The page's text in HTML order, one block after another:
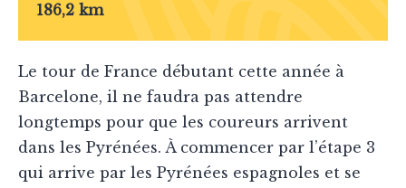
186,2 km
Le tour de France débutant cette année à
Barcelone, il ne faudra pas attendre
longtemps pour que les coureurs arrivent
dans les Pyrénées. À commencer par l’étape 3
qui arrive par les Pyrénées espagnoles et se